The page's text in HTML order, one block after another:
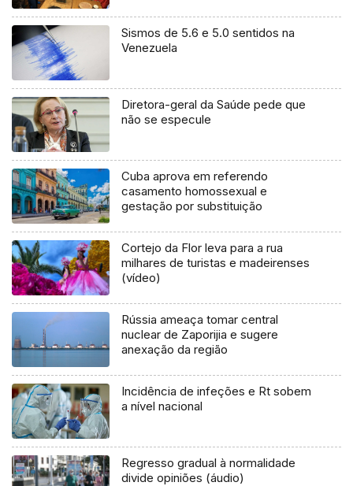
Sismos de 5.6 e 5.0 sentidos na
Venezuela
Diretora-geral da Saúde pede que
não se especule
Cuba aprova em referendo
casamento homossexual e
gestação por substituição
Cortejo da Flor leva para a rua
milhares de turistas e madeirenses
(vídeo)
Rússia ameaça tomar central
nuclear de Zaporijia e sugere
anexação da região
Incidência de infeções e Rt sobem
a nível nacional
Regresso gradual à normalidade
divide opiniões (áudio)